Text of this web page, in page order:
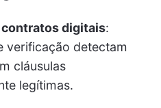
contratos digitais:
verificação detectam
cláusulas
legítimas.